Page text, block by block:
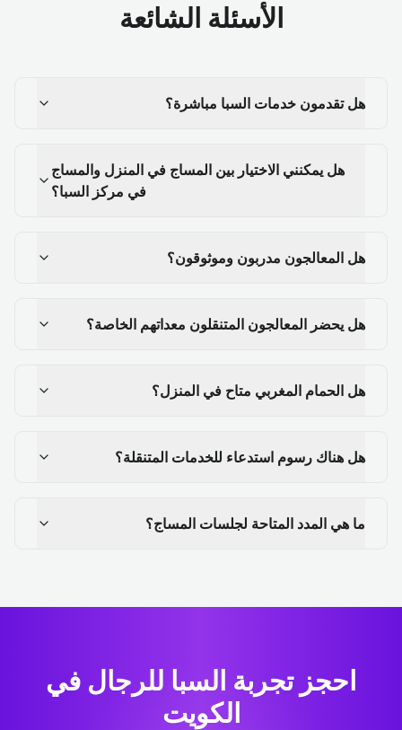
الأسئلة الشائعة
هل تقدمون خدمات السبا مباشرة؟
هل يمكنني الاختيار بين المساج في المنزل والمساج
في مركز السبا؟
هل المعالجون مدربون وموثوقون؟
هل يحضر المعالجون المتنقلون معداتهم الخاصة؟
هل الحمام المغربي متاح في المنزل؟
هل هناك رسوم استدعاء للخدمات المتنقلة؟
ما هي المدد المتاحة لجلسات المساج؟
احجز تجربة السبا للرجال في
الكويت